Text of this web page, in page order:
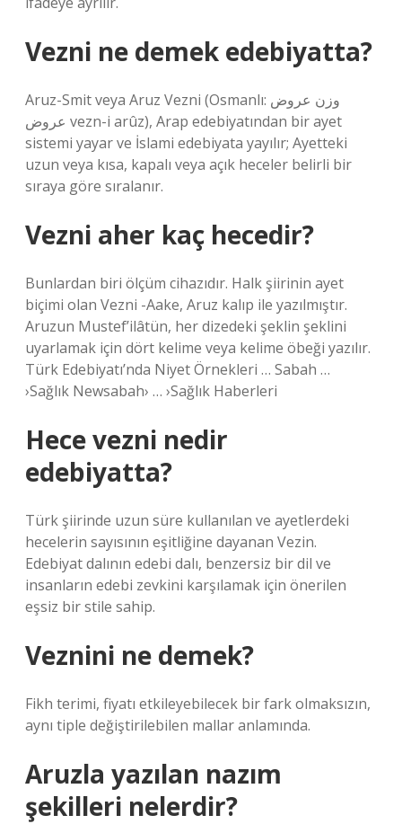
Vezni ne demek edebiyatta?
Aruz-Smit veya Aruz Vezni (Osmanlı: وزن عروض
عروض vezn-i arûz), Arap edebiyatından bir ayet
sistemi yayar ve İslami edebiyata yayılır; Ayetteki
uzun veya kısa, kapalı veya açık heceler belirli bir
sıraya göre sıralanır.
Vezni aher kaç hecedir?
Bunlardan biri ölçüm cihazıdır. Halk şiirinin ayet
biçimi olan Vezni -Aake, Aruz kalıp ile yazılmıştır.
Aruzun Mustef’ilâtün, her dizedeki şeklin şeklini
uyarlamak için dört kelime veya kelime öbeği yazılır.
Türk Edebiyatı’nda Niyet Örnekleri … Sabah …
›Sağlık Newsabah› … ›Sağlık Haberleri
Hece vezni nedir
edebiyatta?
Türk şiirinde uzun süre kullanılan ve ayetlerdeki
hecelerin sayısının eşitliğine dayanan Vezin.
Edebiyat dalının edebi dalı, benzersiz bir dil ve
insanların edebi zevkini karşılamak için önerilen
eşsiz bir stile sahip.
Veznini ne demek?
Fikh terimi, fiyatı etkileyebilecek bir fark olmaksızın,
aynı tiple değiştirilebilen mallar anlamında.
Aruzla yazılan nazım
şekilleri nelerdir?